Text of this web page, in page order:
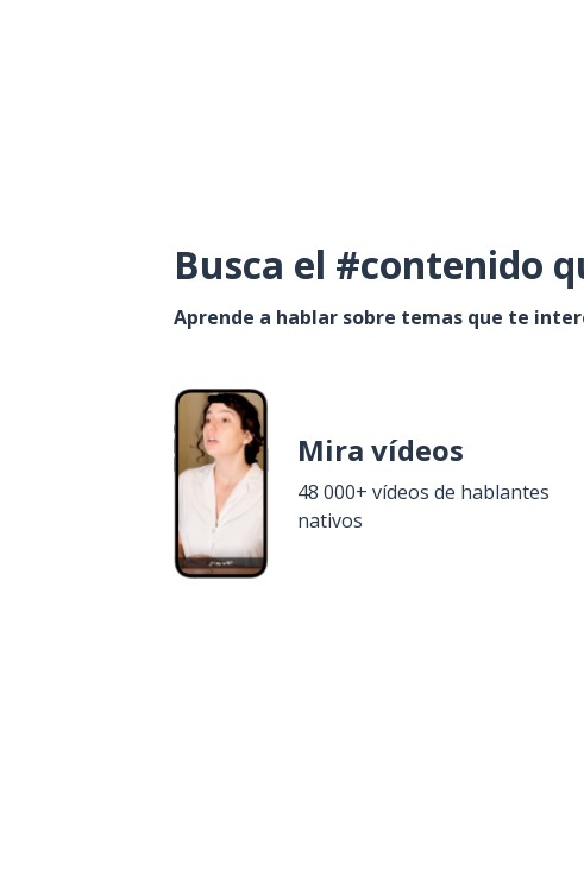
Busca el #contenido
Aprende a hablar sobre temas que te
Mira vídeos
48 000+ vídeos de hablantes
nativos